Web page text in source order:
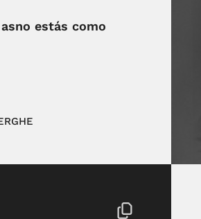
estás como